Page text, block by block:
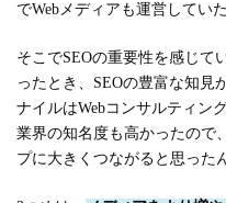
でWebメディアも運営してい
そこでSEOの重要性を感じて
ったとき、SEOの豊富な知見
ナイルはWebコンサルティン
業界の知名度も高かったので
プに大きくつながると思った